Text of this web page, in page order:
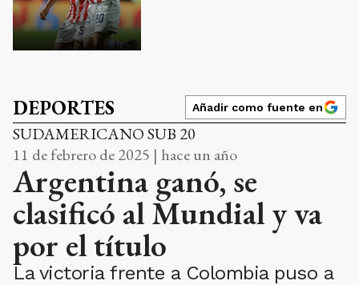
DEPORTES Añadir como fuente en
SUDAMERICANO SUB 20
11 de febrero de 2025 | hace un año
Argentina ganó, se
clasificó al Mundial y va
por el título
La victoria frente a Colombia puso a